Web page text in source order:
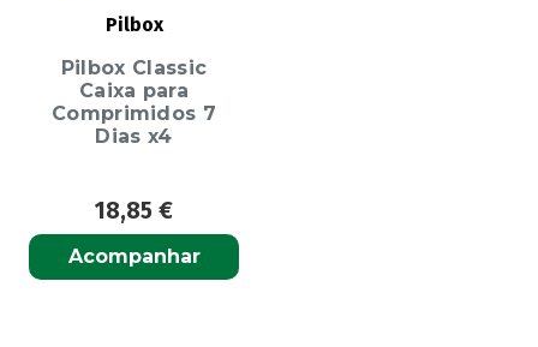
Pilbox
Pilbox Classic
Caixa para
Comprimidos 7
Dias x4
18,85 €
Acompanhar